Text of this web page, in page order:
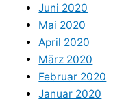
Juni 2020
Mai 2020
April 2020
März 2020
Februar 2020
Januar 2020